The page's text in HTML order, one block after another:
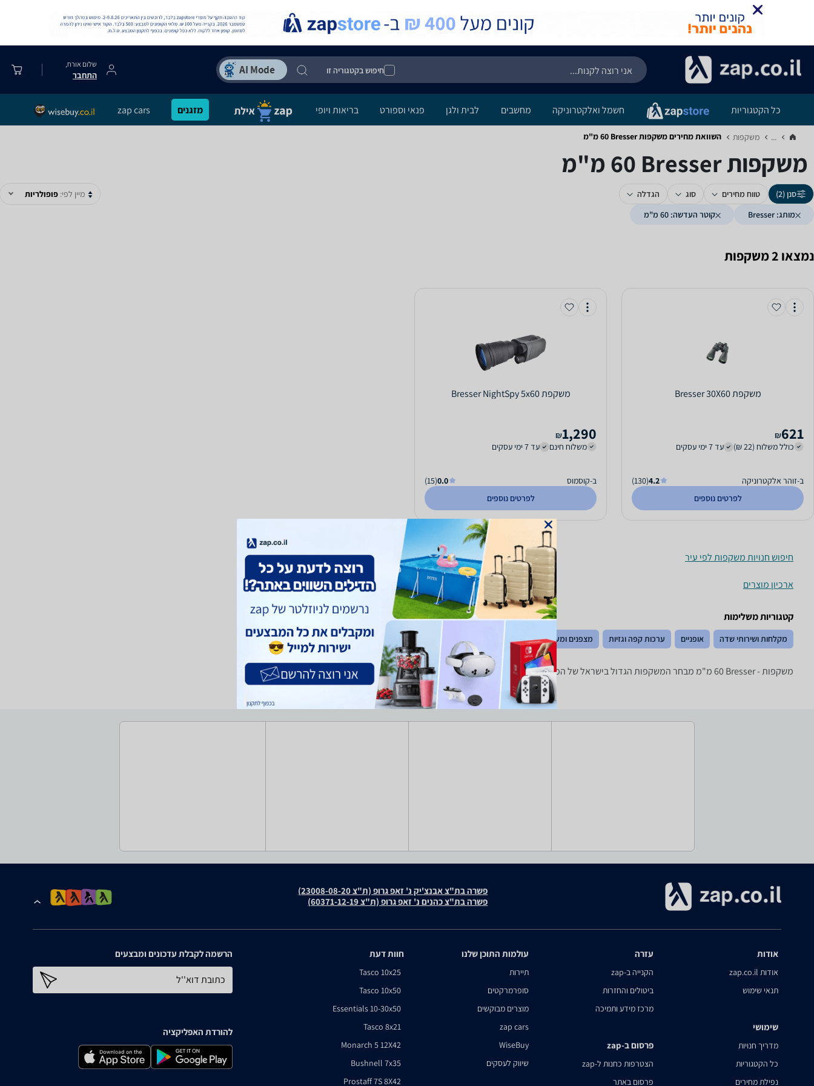
חיפוש בקטגוריה זו
שלום אורח,
התחבר
כל הקטגוריות חשמל ואלקטרוניקה מחשבים לבית ולגן פנאי וספורט בריאות ויופי מזגנים zap cars
... משקפות‏ השוואת מחירים משקפות ‏Bresser ‏60 ‏מ"מ
משקפות ‏Bresser ‏60 ‏מ"מ
סנן (2) טווח מחירים סוג
הגדלה
מותג: Bresser
קוטר העדשה: 60 מ"מ
מיין לפי: פופולריות
נמצאו 2 משקפות
משקפת Bresser 30X60
621
₪
כולל משלוח (22 ₪)
עד 7 ימי עסקים
ב-זוהר אלקטרוניקה 4.2
(130)
לפרטים נוספים
משקפת Bresser NightSpy 5x60
1,290
₪
משלוח חינם
עד 7 ימי עסקים
ב-קוסמוס 0.0
(15)
לפרטים נוספים
חיפוש חנויות משקפות לפי עיר
ארכיון מוצרים
קטגוריות משלימות
מקלחות ושירותי שדה אופניים ערכות קפה וגזיות מצפנים ומערכות ניווט צידניות פנסים טלסקופים אוהלים
משקפות - ‏Bresser ‏60 ‏מ"מ מבחר המשקפות הגדול בישראל של המותגים המובילים: Tasco, Bushnell, Nikon, Celestron, Olympus ואחרים.
פשרה בת"צ אבנצ'יק נ' זאפ גרופ (ת"צ 23008-08-20)
פשרה בת"צ כהנים נ' זאפ גרופ (ת"צ 60371-12-19)
אודות
אודות zap.co.il
תנאי שימוש
שימושי
מדריך חנויות
כל הקטגוריות
נפילת מחירים
עזרה
הקנייה ב-zap
ביטולים והחזרות
מרכז מידע ותמיכה
פרסום ב-zap
הצטרפות כחנות ל-zap
פרסום באתר
עולמות התוכן שלנו
תיירות
סופרמרקטים
מוצרים מבוקשים
zap cars
WiseBuy
שיווק לעסקים
חוות דעת
Tasco 10x25
Tasco 10x50
Essentials 10-30x50
Tasco 8x21
Monarch 5 12X42
Bushnell 7x35
Prostaff 7S 8X42
הרשמה לקבלת עדכונים ומבצעים
כתובת דוא''ל
להורדת האפליקציה